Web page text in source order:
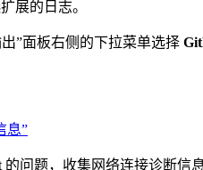
展的日志。
”面板右侧的下拉菜单选择
息”
的问题，收集网络连接诊断信